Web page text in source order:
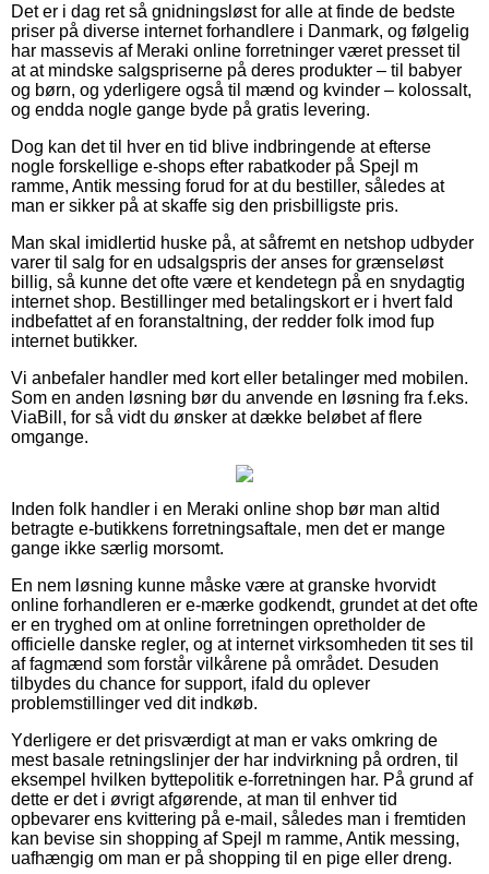
Det er i dag ret så gnidningsløst for alle at finde de bedste
priser på diverse internet forhandlere i Danmark, og følgelig
har massevis af Meraki online forretninger været presset til
at at mindske salgspriserne på deres produkter – til babyer
og børn, og yderligere også til mænd og kvinder – kolossalt,
og endda nogle gange byde på gratis levering.
Dog kan det til hver en tid blive indbringende at efterse
nogle forskellige e-shops efter rabatkoder på Spejl m
ramme, Antik messing forud for at du bestiller, således at
man er sikker på at skaffe sig den prisbilligste pris.
Man skal imidlertid huske på, at såfremt en netshop udbyder
varer til salg for en udsalgspris der anses for grænseløst
billig, så kunne det ofte være et kendetegn på en snydagtig
internet shop. Bestillinger med betalingskort er i hvert fald
indbefattet af en foranstaltning, der redder folk imod fup
internet butikker.
Vi anbefaler handler med kort eller betalinger med mobilen.
Som en anden løsning bør du anvende en løsning fra f.eks.
ViaBill, for så vidt du ønsker at dække beløbet af flere
omgange.
Inden folk handler i en Meraki online shop bør man altid
betragte e-butikkens forretningsaftale, men det er mange
gange ikke særlig morsomt.
En nem løsning kunne måske være at granske hvorvidt
online forhandleren er e-mærke godkendt, grundet at det ofte
er en tryghed om at online forretningen opretholder de
officielle danske regler, og at internet virksomheden tit ses til
af fagmænd som forstår vilkårene på området. Desuden
tilbydes du chance for support, ifald du oplever
problemstillinger ved dit indkøb.
Yderligere er det prisværdigt at man er vaks omkring de
mest basale retningslinjer der har indvirkning på ordren, til
eksempel hvilken byttepolitik e-forretningen har. På grund af
dette er det i øvrigt afgørende, at man til enhver tid
opbevarer ens kvittering på e-mail, således man i fremtiden
kan bevise sin shopping af Spejl m ramme, Antik messing,
uafhængig om man er på shopping til en pige eller dreng.